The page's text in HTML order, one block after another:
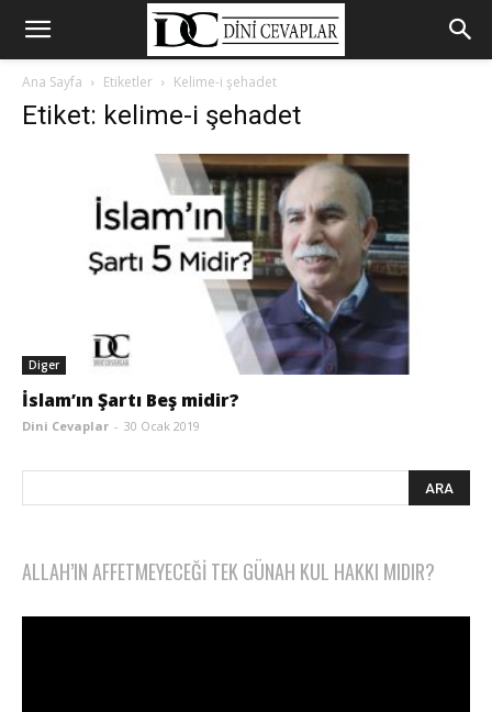
Ana Sayfa Etiketler Kelime-i şehadet
Etiket: kelime-i şehadet
Diger
İslam’ın Şartı Beş midir?
Dini Cevaplar - 30 Ocak 2019
ALLAH’IN AFFETMEYECEĞI TEK GÜNAH KUL HAKKI MIDIR?